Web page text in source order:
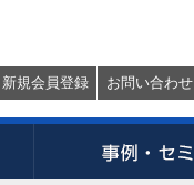
新規会員登録 お問い合わせ